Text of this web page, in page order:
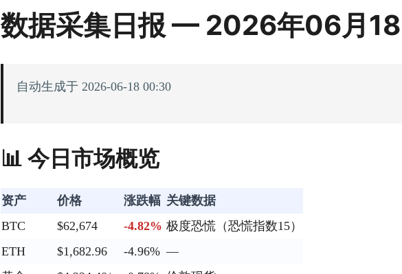
数据采集日报 — 2026年06月
自动生成于 2026-06-18 00:30
📊 今日市场概览
资产 价格 涨跌幅 关键数据
BTC
$62,674 -4.82% 极度恐慌（恐慌指数15）
ETH
$1,682.96 -4.96% —